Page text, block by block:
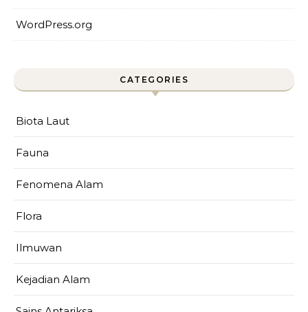
WordPress.org
CATEGORIES
Biota Laut
Fauna
Fenomena Alam
Flora
Ilmuwan
Kejadian Alam